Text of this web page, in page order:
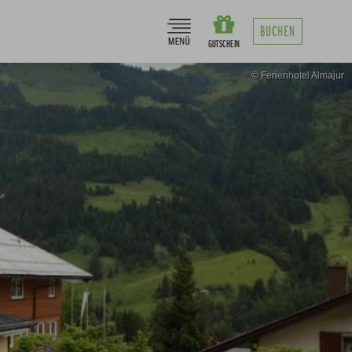
BUCHEN
© Ferienhotel Almajur